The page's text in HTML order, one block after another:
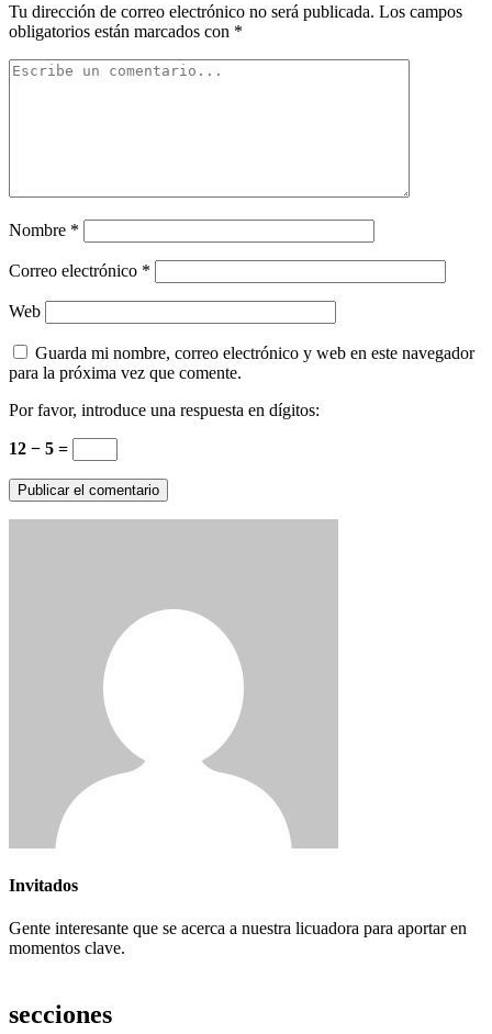
Tu dirección de correo electrónico no será publicada. Los campos
obligatorios están marcados con *
Nombre *
Correo electrónico *
Web
Guarda mi nombre, correo electrónico y web en este navegador
para la próxima vez que comente.
Por favor, introduce una respuesta en dígitos:
12 − 5 =
Invitados
Gente interesante que se acerca a nuestra licuadora para aportar en
momentos clave.
secciones